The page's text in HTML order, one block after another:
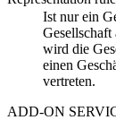
Ist nur ein
Gesellschaft
wird die
einen
vertreten.
ADD-ON